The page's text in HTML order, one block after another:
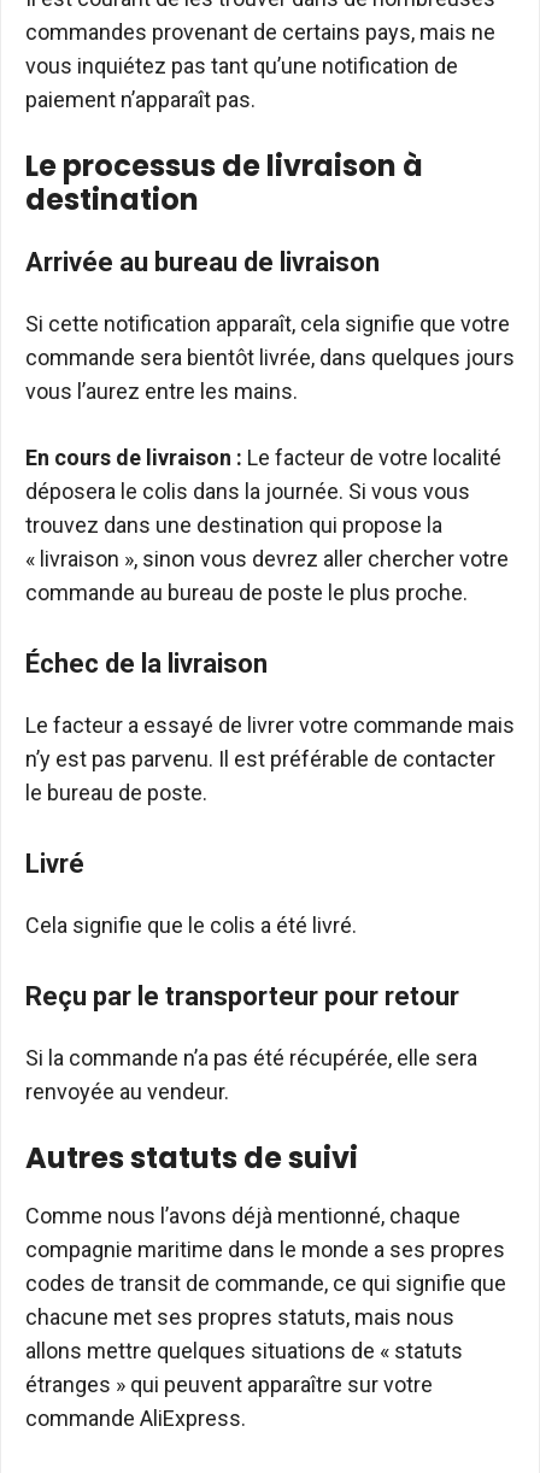
commandes provenant de certains pays, mais ne
vous inquiétez pas tant qu’une notification de
paiement n’apparaît pas.
Le processus de livraison à
destination
Arrivée au bureau de livraison
Si cette notification apparaît, cela signifie que votre
commande sera bientôt livrée, dans quelques jours
vous l’aurez entre les mains.
En cours de livraison : Le facteur de votre localité
déposera le colis dans la journée. Si vous vous
trouvez dans une destination qui propose la
« livraison », sinon vous devrez aller chercher votre
commande au bureau de poste le plus proche.
Échec de la livraison
Le facteur a essayé de livrer votre commande mais
n’y est pas parvenu. Il est préférable de contacter
le bureau de poste.
Livré
Cela signifie que le colis a été livré.
Reçu par le transporteur pour retour
Si la commande n’a pas été récupérée, elle sera
renvoyée au vendeur.
Autres statuts de suivi
Comme nous l’avons déjà mentionné, chaque
compagnie maritime dans le monde a ses propres
codes de transit de commande, ce qui signifie que
chacune met ses propres statuts, mais nous
allons mettre quelques situations de « statuts
étranges » qui peuvent apparaître sur votre
commande AliExpress.